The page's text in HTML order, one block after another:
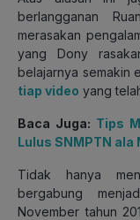
berlangganan
merasakan
yang Dony
belajarnya semakin
tiap video yang
Baca Juga: Tips
Lulus SNMPTN ala
Tidak hanya
bergabung
November tahun